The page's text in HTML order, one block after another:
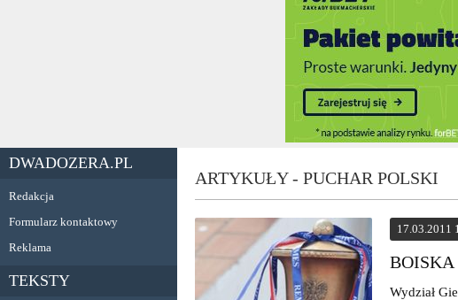
DWADOZERA.PL
Redakcja
Formularz kontaktowy
Reklama
TEKSTY
ARTYKUŁY - PUCHAR POLSKI
17.03.2011
BOISKA
Wydział